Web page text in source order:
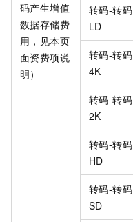
码产生增值
数据存储费
用，见本页
面资费项说
明）
转码-转码
LD
转码-转码
4K
转码-转码
2K
转码-转码
HD
转码-转码
SD